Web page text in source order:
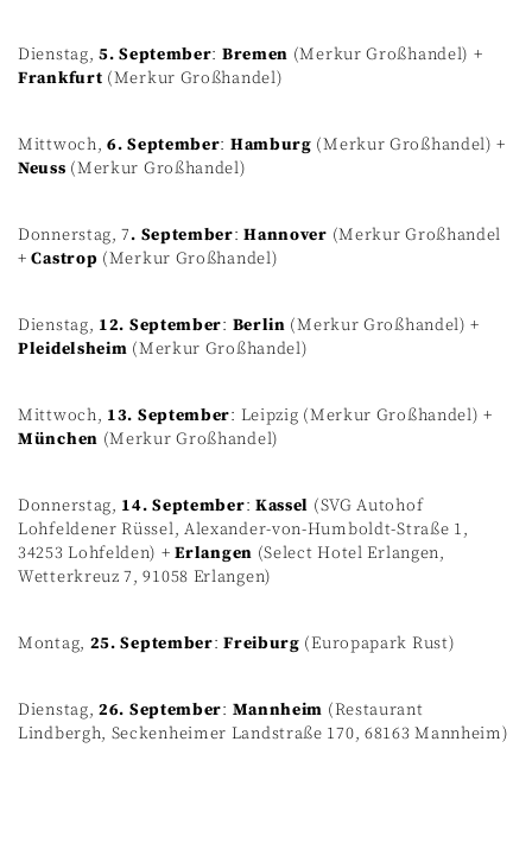
Dienstag, 5. September: Bremen (Merkur Großhandel) +
Frankfurt (Merkur Großhandel)
Mittwoch, 6. September: Hamburg (Merkur Großhandel) +
Neuss (Merkur Großhandel)
Donnerstag, 7. September:Hannover (Merkur Großhandel
+Castrop (Merkur Großhandel)
Dienstag, 12. September: Berlin (Merkur Großhandel) +
Pleidelsheim (Merkur Großhandel)
Mittwoch, 13. September: Leipzig (Merkur Großhandel) +
München (Merkur Großhandel)
Donnerstag, 14. September: Kassel (SVG Autohof
Lohfeldener Rüssel, Alexander-von-Humboldt-Straße 1,
34253 Lohfelden) +Erlangen (Select Hotel Erlangen,
Wetterkreuz 7, 91058 Erlangen)
Montag, 25. September:Freiburg (Europapark Rust)
Dienstag, 26. September: Mannheim (Restaurant
Lindbergh, Seckenheimer Landstraße 170, 68163 Mannheim)